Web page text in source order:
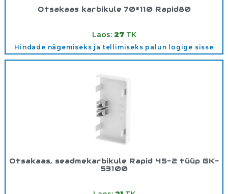
Otsakaas karbikule 70*110 Rapid80
Laos: 27TK
Hindade nägemiseks ja tellimiseks palun logige sisse
Otsakaas, seadmekarbikule Rapid 45-2 tüüp GK-
53100